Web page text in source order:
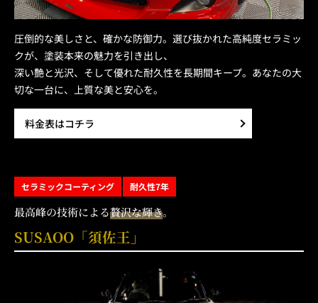
圧倒的な美しさと、確かな防御力。選び抜かれた高純度セラミッ
クが、塗装本来の魅力を引き出し、
深い艶と光沢、そして優れた耐久性を長期間キープ。あなたの大
切な一台に、上質な美と安心を。
料金表はコチラ
セラミックコーティング 耐久性7年
最高峰の技術による贅沢な輝き。
SUSAOO「須佐王」